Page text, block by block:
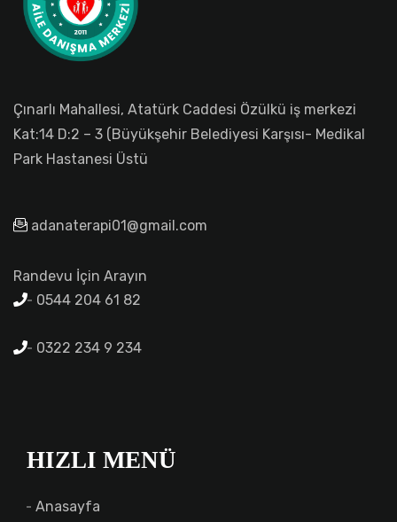
Çınarlı Mahallesi, Atatürk Caddesi Özülkü iş merkezi
Kat:14 D:2 – 3 (Büyükşehir Belediyesi Karşısı- Medikal
Park Hastanesi Üstü
adanaterapi01@gmail.com
Randevu İçin Arayın
0544 204 61 82
0322 234 9 234
HIZLI MENÜ
Anasayfa